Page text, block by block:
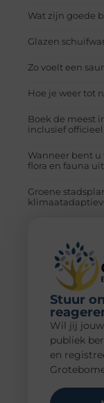
Wat zijn goede
Glazen
Zo voelt een
Hoe je weer tot
Boek de meest
inclusief
Wanneer bent
flora en fauna
Groene
Stuur
Wil jij
publiek
en